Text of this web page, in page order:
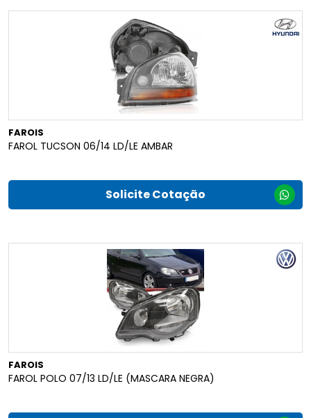
FAROIS
FAROL TUCSON 06/14 LD/LE AMBAR
Solicite Cotação
FAROIS
FAROL POLO 07/13 LD/LE (MASCARA NEGRA)